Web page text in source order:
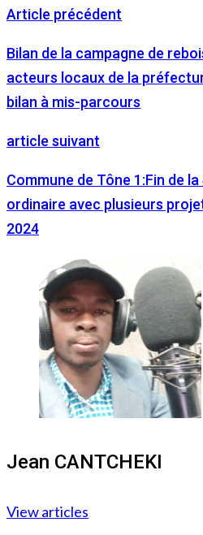
Article précédent
Bilan de la campagne de
acteurs locaux de la
bilan à mis-parcours
article suivant
Commune de Tône 1:Fin de
ordinaire avec plusieurs
2024
Jean CANTCHEKI
View articles